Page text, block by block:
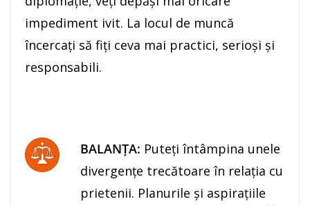
impediment ivit. La locul de muncă
încercaţi să fiţi ceva mai practici, serioşi şi
responsabili.
BALANŢA: Puteţi întâmpina unele
divergenţe trecătoare în relaţia cu
prietenii. Planurile şi aspiraţiile